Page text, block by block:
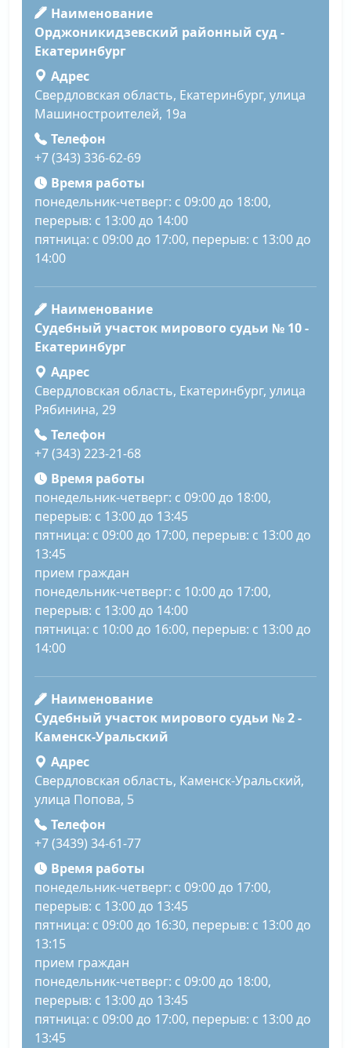
Наименование
Орджоникидзевский районный суд -
Екатеринбург
Адрес
Свердловская область, Екатеринбург, улица
Машиностроителей, 19а
Телефон
+7 (343) 336-62-69
Время работы
понедельник-четверг: с 09:00 до 18:00,
перерыв: с 13:00 до 14:00
пятница: с 09:00 до 17:00, перерыв: с 13:00 до
14:00
Наименование
Судебный участок мирового судьи № 10 -
Екатеринбург
Адрес
Свердловская область, Екатеринбург, улица
Рябинина, 29
Телефон
+7 (343) 223-21-68
Время работы
понедельник-четверг: с 09:00 до 18:00,
перерыв: с 13:00 до 13:45
пятница: с 09:00 до 17:00, перерыв: с 13:00 до
13:45
прием граждан
понедельник-четверг: с 10:00 до 17:00,
перерыв: с 13:00 до 14:00
пятница: с 10:00 до 16:00, перерыв: с 13:00 до
14:00
Наименование
Судебный участок мирового судьи № 2 -
Каменск-Уральский
Адрес
Свердловская область, Каменск-Уральский,
улица Попова, 5
Телефон
+7 (3439) 34-61-77
Время работы
понедельник-четверг: с 09:00 до 17:00,
перерыв: с 13:00 до 13:45
пятница: с 09:00 до 16:30, перерыв: с 13:00 до
13:15
прием граждан
понедельник-четверг: с 09:00 до 18:00,
перерыв: с 13:00 до 13:45
пятница: с 09:00 до 17:00, перерыв: с 13:00 до
13:45